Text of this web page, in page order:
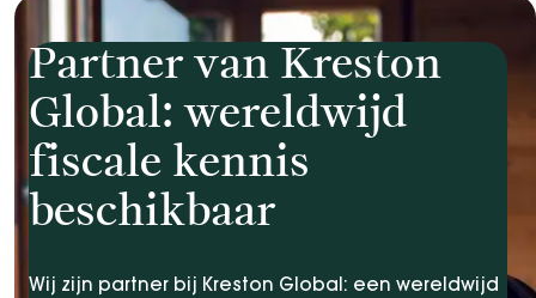
Partner van Kreston
Global: wereldwijd
fiscale kennis
beschikbaar
Wij zijn partner bij Kreston Global: een wereldwijd